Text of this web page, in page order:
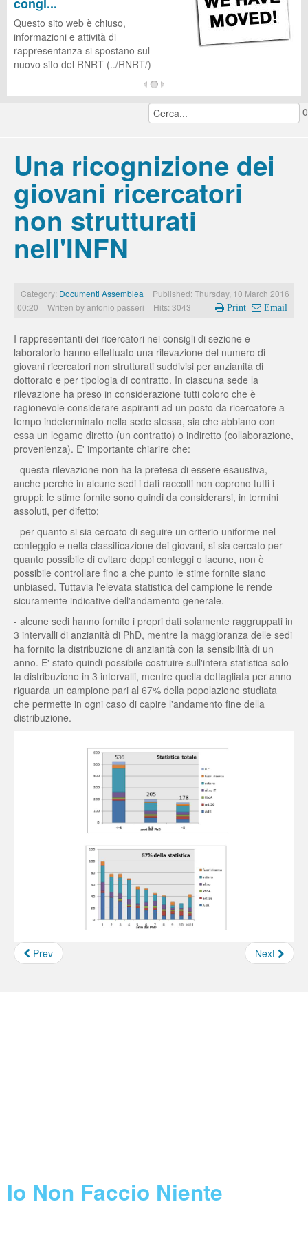
Questo sito web è chiuso,
informazioni e attività di
rappresentanza si spostano sul
nuovo sito del RNRT (../RNRT/)
0
Una ricognizione dei
giovani ricercatori
non strutturati
nell'INFN
Category: Documenti Assemblea
Published: Thursday, 10 March 2016
00:20
Written byantonio passeri Hits: 3043 Print Email
I rappresentanti dei ricercatori nei consigli di sezione e
laboratorio hanno effettuato una rilevazione del numero di
giovani ricercatori non strutturati suddivisi per anzianità di
dottorato e per tipologia di contratto. In ciascuna sede la
rilevazione ha preso in considerazione tutti coloro che è
ragionevole considerare aspiranti ad un posto da ricercatore a
tempo indeterminato nella sede stessa, sia che abbiano con
essa un legame diretto (un contratto) o indiretto (collaborazione,
provenienza). E' importante chiarire che:
- questa rilevazione non ha la pretesa di essere esaustiva,
anche perché in alcune sedi i dati raccolti non coprono tutti i
gruppi: le stime fornite sono quindi da considerarsi, in termini
assoluti, per difetto;
- per quanto si sia cercato di seguire un criterio uniforme nel
conteggio e nella classificazione dei giovani, si sia cercato per
quanto possibile di evitare doppi conteggi o lacune, non è
possibile controllare fino a che punto le stime fornite siano
unbiased. Tuttavia l'elevata statistica del campione le rende
sicuramente indicative dell'andamento generale.
- alcune sedi hanno fornito i propri dati solamente raggruppati in
3 intervalli di anzianità di PhD, mentre la maggioranza delle sedi
ha fornito la distribuzione di anzianità con la sensibilità di un
anno. E' stato quindi possibile costruire sull'intera statistica solo
la distribuzione in 3 intervalli, mentre quella dettagliata per anno
riguarda un campione pari al 67% della popolazione studiata
che permette in ogni caso di capire l'andamento fine della
distribuzione.
Prev Next
Io Non Faccio Niente
CUG